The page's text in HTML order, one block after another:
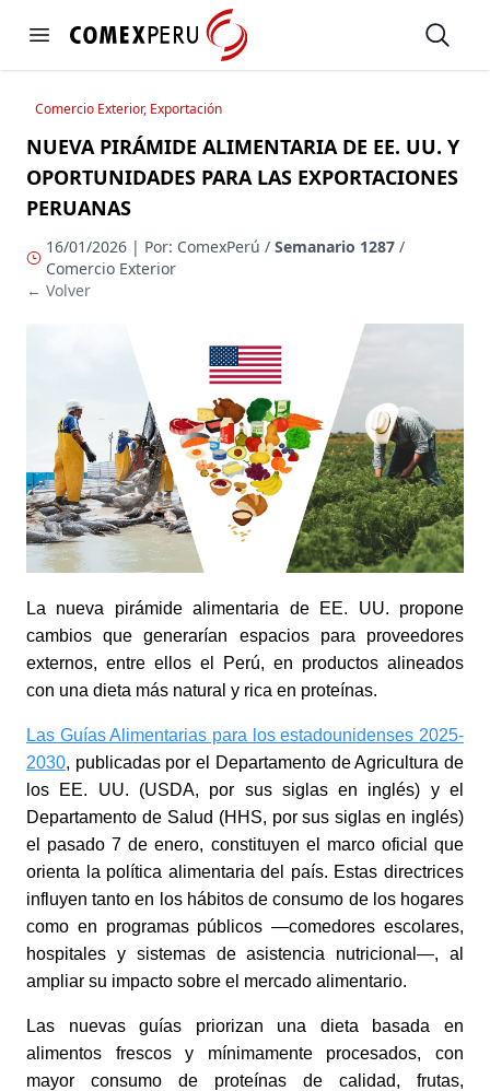
Open menu
https://www.comexperu.org.pe Open
Comercio Exterior, Exportación
NUEVA PIRÁMIDE ALIMENTARIA DE EE. UU. Y
OPORTUNIDADES PARA LAS EXPORTACIONES
PERUANAS
16/01/2026 | Por: ComexPerú / Semanario 1287/
Comercio Exterior
← Volver
La nueva pirámide alimentaria de EE. UU. propone
cambios que generarían espacios para proveedores
externos, entre ellos el Perú, en productos alineados
con una dieta más natural y rica en proteínas.
Las Guías Alimentarias para los estadounidenses 2025-
2030, publicadas por el Departamento de Agricultura de
los EE. UU. (USDA, por sus siglas en inglés) y el
Departamento de Salud (HHS, por sus siglas en inglés)
el pasado 7 de enero, constituyen el marco oficial que
orienta la política alimentaria del país. Estas directrices
influyen tanto en los hábitos de consumo de los hogares
como en programas públicos —comedores escolares,
hospitales y sistemas de asistencia nutricional—, al
ampliar su impacto sobre el mercado alimentario.
Las nuevas guías priorizan una dieta basada en
alimentos frescos y mínimamente procesados, con
mayor consumo de proteínas de calidad, frutas,